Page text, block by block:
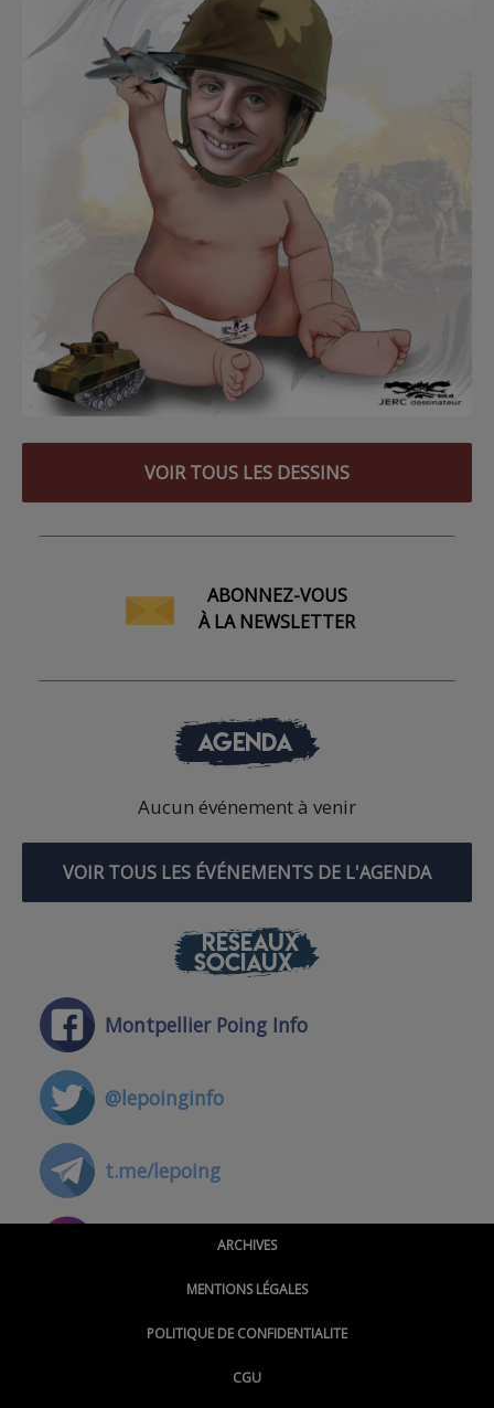
VOIR TOUS LES DESSINS
ABONNEZ-VOUS
À LA NEWSLETTER
AGENDA
Aucun événement à venir
VOIR TOUS LES ÉVÉNEMENTS DE L'AGENDA
RÉSEAUX
SOCIAUX
Montpellier Poing Info
@lepoinginfo
t.me/lepoing
@montpellierpoinginfo
@LePoingMontpellier
ARCHIVES
MENTIONS LÉGALES
POLITIQUE DE CONFIDENTIALITE
CGU